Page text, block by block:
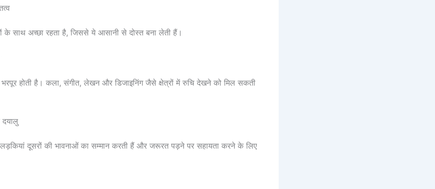
के साथ अच्छा रहता है, जिससे ये आसानी से दोस्त बना लेती हैं।
होती है। कला, संगीत, लेखन और डिजाइनिंग जैसे क्षेत्रों में रुचि देखने को मिल सकती
दूसरों की भावनाओं का सम्मान करती हैं और जरूरत पड़ने पर सहायता करने के लिए